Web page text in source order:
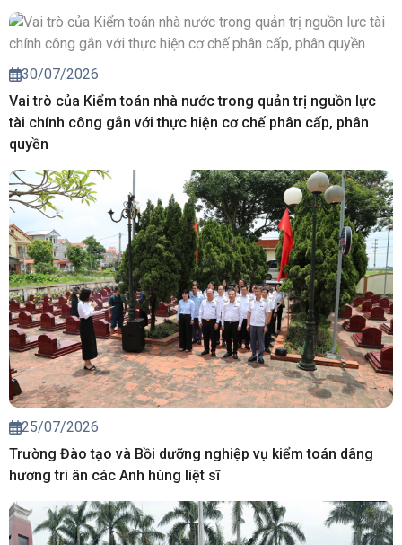
30/07/2026
Vai trò của Kiểm toán nhà nước trong quản trị nguồn lực
tài chính công gắn với thực hiện cơ chế phân cấp, phân
quyền
25/07/2026
Trường Đào tạo và Bồi dưỡng nghiệp vụ kiểm toán dâng
hương tri ân các Anh hùng liệt sĩ